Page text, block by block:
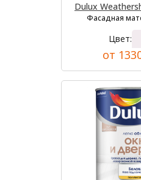
Dulux
Фасадная
Цвет:
от